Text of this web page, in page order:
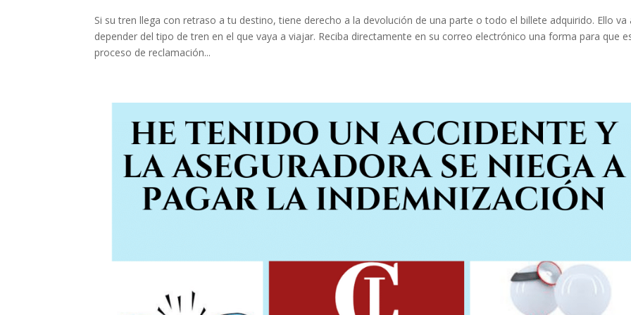
Si su tren llega con retraso a tu destino, tiene derecho a la devolución de una parte o todo el billete adquirido. Ello va
depender del tipo de tren en el que vaya a viajar. Reciba directamente en su correo electrónico una forma para que
proceso de reclamación...